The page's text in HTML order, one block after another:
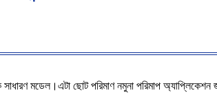
সাধারণ মডেল।এটা ছোট পরিমাণ নমুনা পরিমাপ